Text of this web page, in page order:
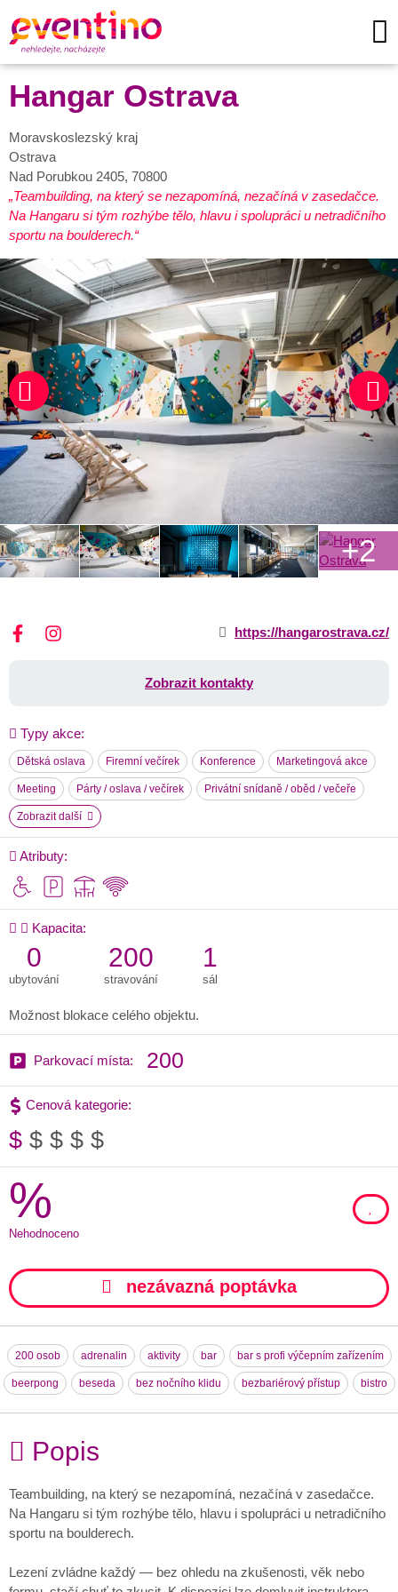
Hangar Ostrava
Moravskoslezský kraj
Ostrava
Nad Porubkou 2405, 70800
Teambuilding, na který se nezapomíná, nezačíná v zasedačce.
Na Hangaru si tým rozhýbe tělo, hlavu i spolupráci u netradičního
sportu na boulderech.
+2
https://hangarostrava.cz/
Zobrazit kontakty
Typy akce:
Dětská oslava Firemní večírek Konference Marketingová akce
Meeting Párty / oslava / večírek Privátní snídaně / oběd / večeře
Zobrazit další
Atributy:
Kapacita:
0
ubytování
200
stravování
1
sál
Možnost blokace celého objektu.
Parkovací místa: 200
Cenová kategorie:
$ $ $ $ $
%
Nehodnoceno
nezávazná poptávka
200 osob adrenalin aktivity bar bar s profi výčepním zařízením
beerpong beseda bez nočního klidu bezbariérový přístup bistro
Popis
Teambuilding, na který se nezapomíná, nezačíná v zasedačce.
Na Hangaru si tým rozhýbe tělo, hlavu i spolupráci u netradičního
sportu na boulderech.
Lezení zvládne každý — bez ohledu na zkušenosti, věk nebo